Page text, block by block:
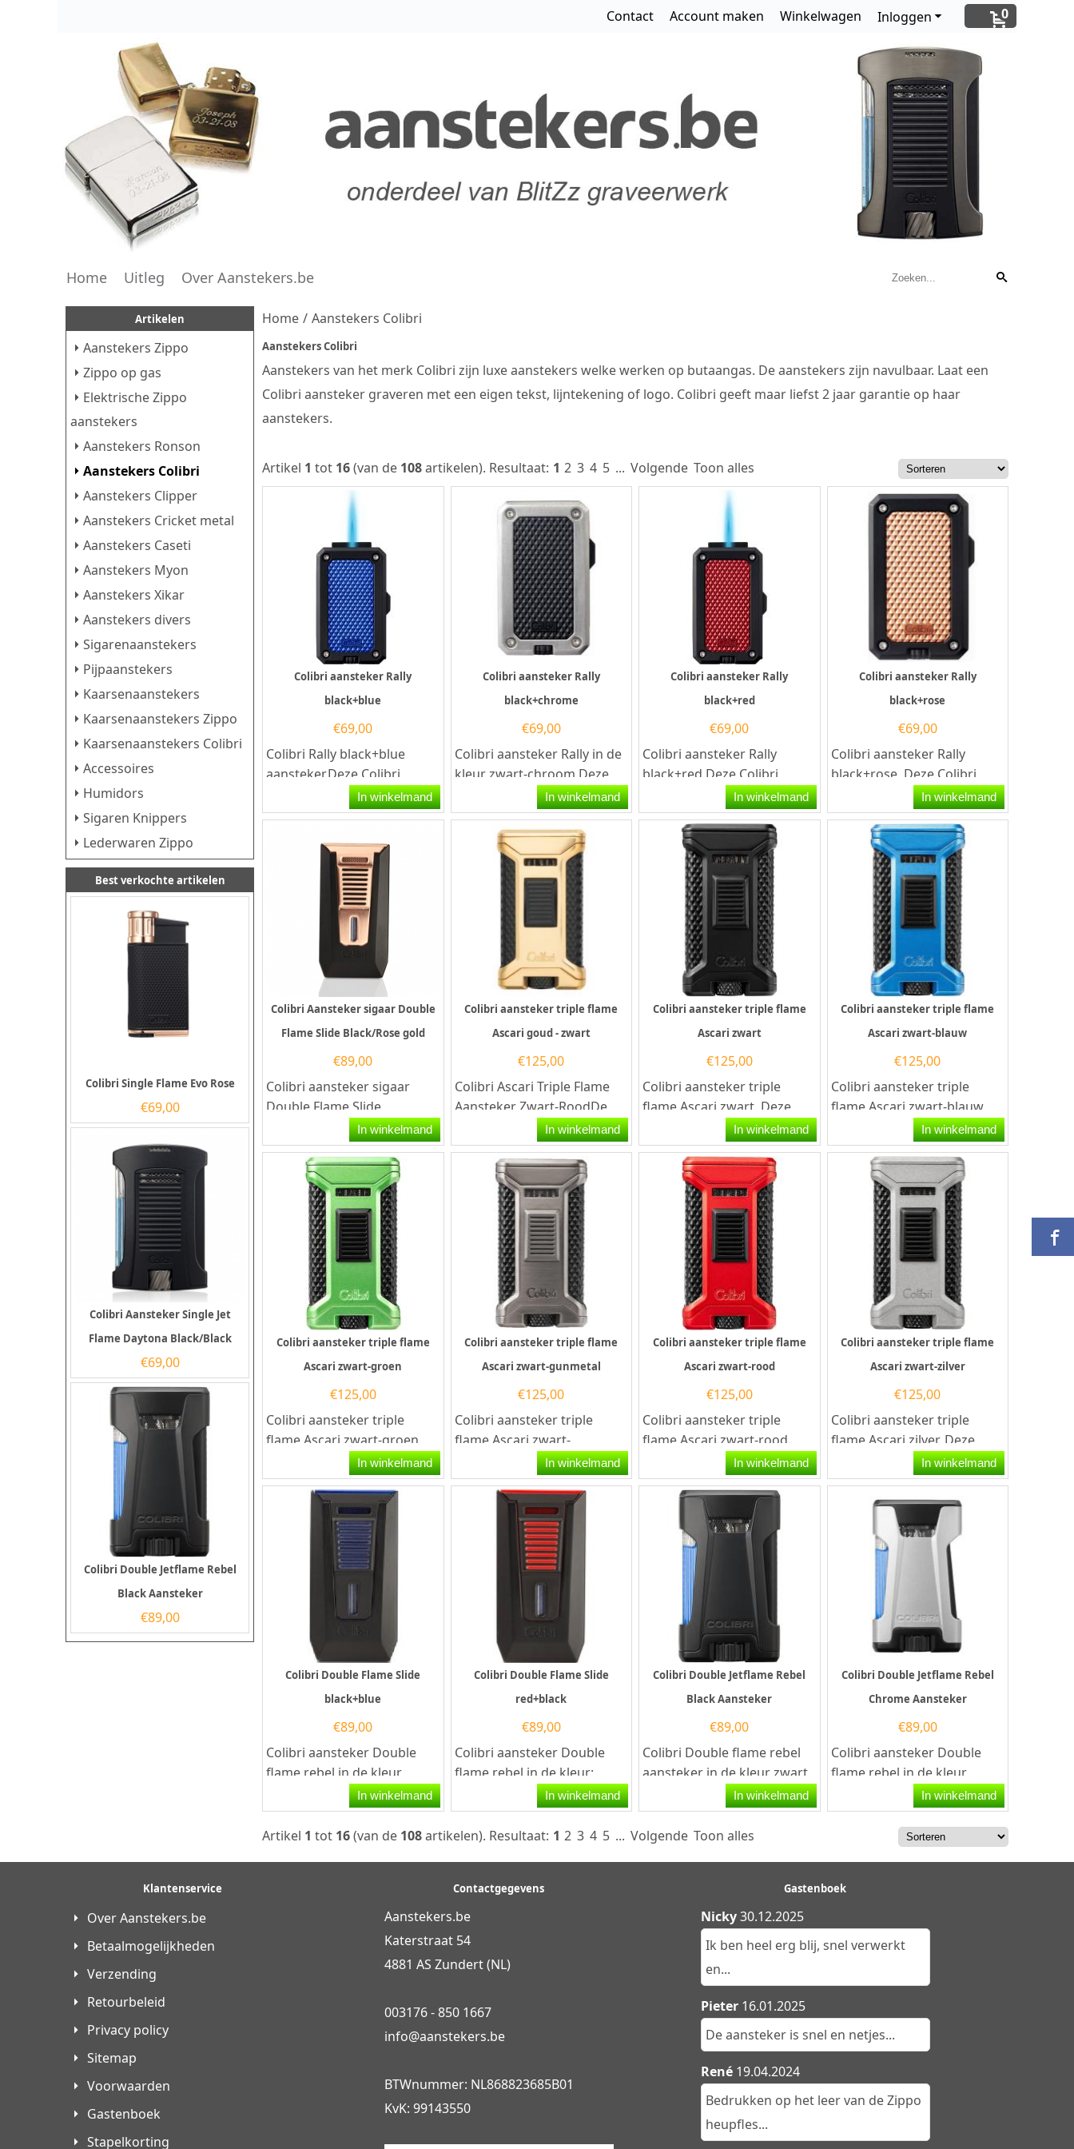
0
Inloggen
Contact Account maken Winkelwagen
Home Uitleg Over Aanstekers.be
Artikelen
Aanstekers Zippo
Zippo op gas
Elektrische Zippo
aanstekers
Aanstekers Ronson
Aanstekers Colibri
Aanstekers Clipper
Aanstekers Cricket metal
Aanstekers Caseti
Aanstekers Myon
Aanstekers Xikar
Aanstekers divers
Sigarenaanstekers
Pijpaanstekers
Kaarsenaanstekers
Kaarsenaanstekers Zippo
Kaarsenaanstekers Colibri
Accessoires
Humidors
Sigaren Knippers
Lederwaren Zippo
Best verkochte artikelen
Colibri Single Flame Evo Rose
€69,00
Colibri Aansteker Single Jet
Flame Daytona Black/Black
€69,00
Colibri Double Jetflame Rebel
Black Aansteker
€89,00
Home / Aanstekers Colibri
Aanstekers Colibri
Aanstekers van het merk Colibri zijn luxe aanstekers welke werken op butaangas. De aanstekers zijn navulbaar. Laat een
Colibri aansteker graveren met een eigen tekst, lijntekening of logo. Colibri geeft maar liefst 2 jaar garantie op haar
aanstekers.
Artikel 1 tot 16(van de 108artikelen). Resultaat: 1 2 3 4 5 ... Volgende Toon alles
Colibri aansteker Rally
black+blue
€69,00
Colibri Rally black+blue
aansteker.Deze Colibri
aansteker heeft een
krachtige...
In winkelmand
Colibri aansteker Rally
black+chrome
€69,00
Colibri aansteker Rally in de
kleur zwart-chroom.Deze
Colibri aansteker heeft een...
In winkelmand
Colibri aansteker Rally
black+red
€69,00
Colibri aansteker Rally
black+red.Deze Colibri
aansteker heeft een
krachtige stormvlam en
In winkelmand
Colibri aansteker Rally
black+rose
€69,00
Colibri aansteker Rally
black+rose. Deze Colibri
aansteker heeft een
krachtige stormvlam en...
In winkelmand
Colibri Aansteker sigaar Double
Flame Slide Black/Rose gold
€89,00
Colibri aansteker sigaar
Double Flame Slide
Black/Rose gold. Deze
Colibri sigaren aansteker
heeft...
In winkelmand
Colibri aansteker triple flame
Ascari goud - zwart
€125,00
Colibri Ascari Triple Flame
Aansteker Zwart-RoodDe
Colibri Ascari zwart-rood is
een hoogwaardige...
In winkelmand
Colibri aansteker triple flame
Ascari zwart
€125,00
Colibri aansteker triple
flame Ascari zwart. Deze
Colibri aansteker heeft een
krachtige Triple-Jet...
In winkelmand
Colibri aansteker triple flame
Ascari zwart-blauw
€125,00
Colibri aansteker triple
flame Ascari zwart-blauw.
Deze Colibri aansteker heeft
een krachtige...
In winkelmand
Colibri aansteker triple flame
Ascari zwart-groen
€125,00
Colibri aansteker triple
flame Ascari zwart-groen.
Deze Colibri aansteker heeft
een krachtige...
In winkelmand
Colibri aansteker triple flame
Ascari zwart-gunmetal
€125,00
Colibri aansteker triple
flame Ascari zwart-
gunmetal. Deze Colibri
aansteker heeft een
krachtige...
In winkelmand
Colibri aansteker triple flame
Ascari zwart-rood
€125,00
Colibri aansteker triple
flame Ascari zwart-rood.
Deze Colibri aansteker heeft
een krachtige...
In winkelmand
Colibri aansteker triple flame
Ascari zwart-zilver
€125,00
Colibri aansteker triple
flame Ascari zilver. Deze
Colibri aansteker heeft een
krachtige Triple-Jet...
In winkelmand
Colibri Double Flame Slide
black+blue
€89,00
Colibri aansteker Double
flame rebel in de kleur
blue/blackcolibri
doubleflame slide
aansteker...
In winkelmand
Colibri Double Flame Slide
red+black
€89,00
Colibri aansteker Double
flame rebel in de kleur:
rood/zwart.Deze Colibri
sigaren aansteker heeft...
In winkelmand
Colibri Double Jetflame Rebel
Black Aansteker
€89,00
Colibri Double flame rebel
aansteker in de kleur zwart.
De aansteker werkt op
butaangas en is...
In winkelmand
Colibri Double Jetflame Rebel
Chrome Aansteker
€89,00
Colibri aansteker Double
flame rebel in de kleur
chrome. De aansteker werkt
op butaangas en is...
In winkelmand
Artikel 1 tot 16(van de 108artikelen). Resultaat: 1 2 3 4 5 ... Volgende Toon alles
Klantenservice
Over Aanstekers.be
Betaalmogelijkheden
Verzending
Retourbeleid
Privacy policy
Sitemap
Voorwaarden
Gastenboek
Stapelkorting
Contactgegevens
Aanstekers.be
Katerstraat 54
4881 AS Zundert (NL)
003176 - 850 1667
info@aanstekers.be
BTWnummer: NL868823685B01
KvK: 99143550
Gastenboek
Nicky30.12.2025
Ik ben heel erg blij, snel verwerkt
en...
Pieter 16.01.2025
De aansteker is snel en netjes...
René 19.04.2024
Bedrukken op het leer van de Zippo
heupfles...